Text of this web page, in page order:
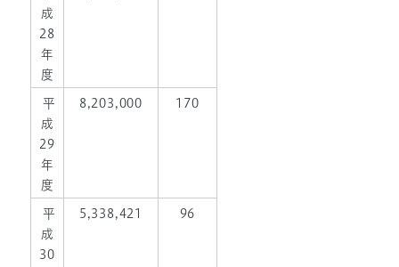
成
28
年
度
平
成
29
年
度
8,203,000 170
平
成
30
5,338,421 96